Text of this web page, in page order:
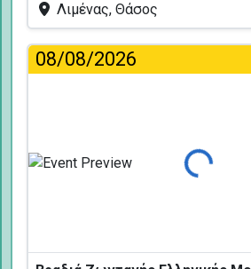
Λιμένας, Θάσος
08/08/2026
Φόρτωση...